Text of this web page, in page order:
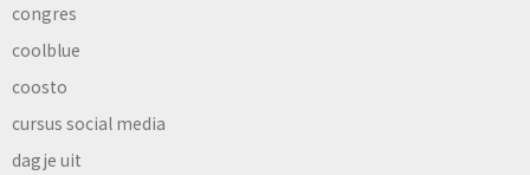
congres
coolblue
coosto
cursus social media
dagje uit